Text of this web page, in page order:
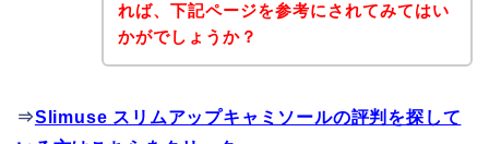
れば、下記ページを参考にされてみてはい
かがでしょうか？
⇒Slimuse スリムアップキャミソールの評判を探して